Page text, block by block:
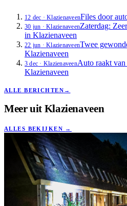
12 dec ·KlazienaveenFiles door
30 jun ·KlazienaveenZaterdag:
in Klazienaveen
22 jun ·KlazienaveenTwee
Klazienaveen
3 dec · KlazienaveenAuto raakt van
Klazienaveen
ALLE BERICHTEN →
Meer uit Klazienaveen
ALLES BEKIJKEN →